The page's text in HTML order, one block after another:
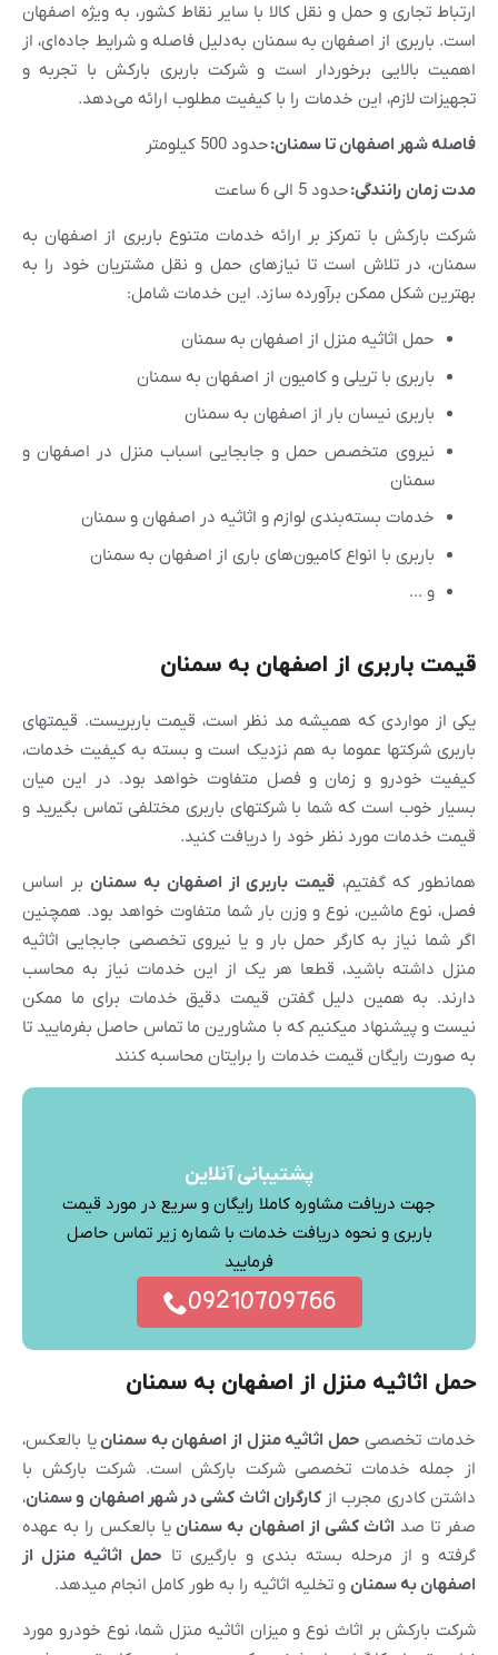
ارتباط تجاری و حمل و نقل کالا با سایر نقاط کشور، به ویژه اصفهان
است. باربری از اصفهان به سمنان به‌دلیل فاصله و شرایط جاده‌ای، از
اهمیت بالایی برخوردار است و شرکت باربری بارکش با تجربه و
تجهیزات لازم، این خدمات را با کیفیت مطلوب ارائه می‌دهد.
فاصله شهر اصفهانتا سمنان:حدود 500 کیلومتر
مدت زمان رانندگی:حدود 5 الی 6 ساعت
شرکت بارکش با تمرکز بر ارائه خدمات متنوع باربری از اصفهان به
سمنان، در تلاش است تا نیازهای حمل و نقل مشتریان خود را به
بهترین شکل ممکن برآورده سازد. این خدمات شامل:
حمل اثاثیه منزل از اصفهان به سمنان
باربری با تریلی و کامیون از اصفهان به سمنان
باربری نیسان بار از اصفهان به سمنان
نیروی متخصص حمل و جابجایی اسباب منزل در اصفهان و
سمنان
خدمات بسته‌بندی لوازم و اثاثیه در اصفهان و سمنان
باربری با انواع کامیون‌های باری از اصفهان به سمنان
و …
قیمت باربری از اصفهان به سمنان
یکی از مواردی که همیشه مد نظر است، قیمت باربریست. قیمتهای
باربری شرکتها عموما به هم نزدیک است و بسته به کیفیت خدمات،
کیفیت خودرو و زمان و فصل متفاوت خواهد بود. در این میان
بسیار خوب است که شما با شرکتهای باربری مختلفی تماس بگیرید و
قیمت خدمات مورد نظر خود را دریافت کنید.
همانطور که گفتیم،قیمت باربری از اصفهان به سمنانبر اساس
فصل، نوع ماشین، نوع و وزن بار شما متفاوت خواهد بود. همچنین
اگر شما نیاز به کارگر حمل بار و یا نیروی تخصصی جابجایی اثاثیه
منزل داشته باشید، قطعا هر یک از این خدمات نیاز به محاسب
دارند. به همین دلیل گفتن قیمت دقیق خدمات برای ما ممکن
نیست و پیشنهاد میکنیم که با مشاورین ما تماس حاصل بفرمایید تا
به صورت رایگان قیمت خدمات را برایتان محاسبه کنند
پشتیبانی آنلاین
جهت دریافت مشاوره کاملا رایگان و سریع در مورد قیمت
باربری و نحوه دریافت خدمات با شماره زیر تماس حاصل
فرمایید
09210709766
حمل اثاثیه منزل از اصفهان به سمنان
خدمات تخصصی حمل اثاثیه منزل از اصفهانبه سمنانیا بالعکس،
از جمله خدمات تخصصی شرکت بارکش است. شرکت بارکش با
داشتن کادری مجرب ازکارگران اثاث کشی در شهر اصفهان وسمنان،
صفر تا صد اثاث کشی از اصفهان به سمنان یا بالعکس را به عهده
گرفته و از مرحله بسته بندی و بارگیری تا حمل اثاثیه منزل از
اصفهانبهسمنان و تخلیه اثاثیه را به طور کامل انجام میدهد.
شرکت بارکش بر اثاث نوع و میزان اثاثیه منزل شما، نوع خودرو مورد